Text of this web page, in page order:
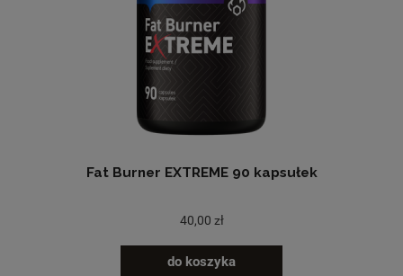
Fat Burner EXTREME 90 kapsułek
40,00 zł
do koszyka